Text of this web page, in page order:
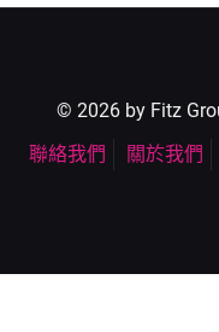
© 2026 by Fitz
聯絡我們
關於我們